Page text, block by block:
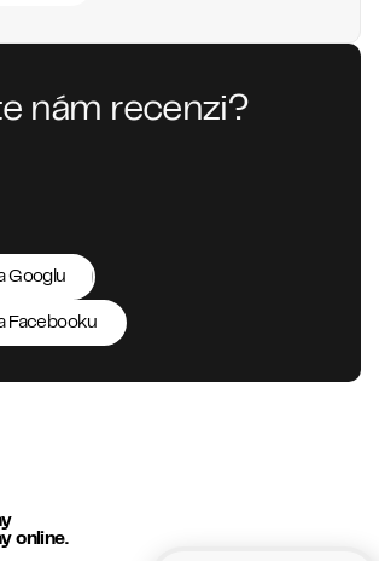
nám recenzi?
Googlu
Facebooku
online.